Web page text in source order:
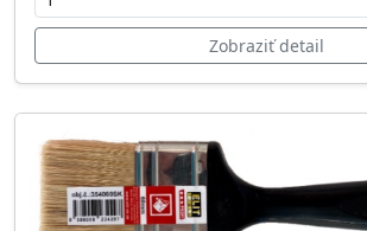
Zobraziť detail